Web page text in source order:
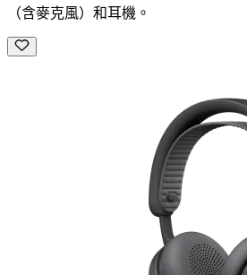
（含麥克風）和耳機。